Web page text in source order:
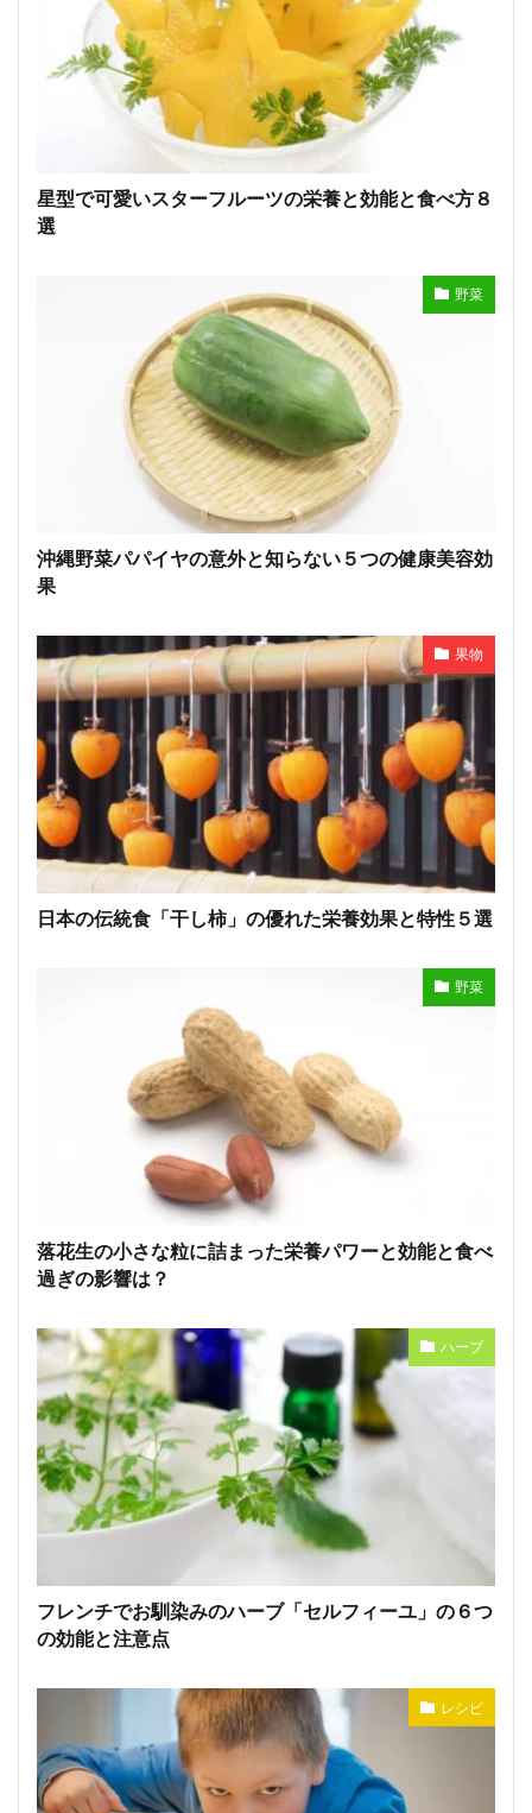
星型で可愛いスターフルーツの栄養と効能と食べ方８
選
野菜
沖縄野菜パパイヤの意外と知らない５つの健康美容効
果
果物
日本の伝統食「干し柿」の優れた栄養効果と特性５選
野菜
落花生の小さな粒に詰まった栄養パワーと効能と食べ
過ぎの影響は？
ハーブ
フレンチでお馴染みのハーブ「セルフィーユ」の６つ
の効能と注意点
レシピ